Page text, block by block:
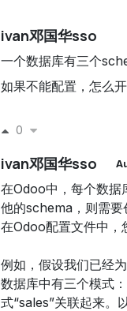
ivan邓国华sso
一个数据库有三个
如果不能配置，怎么
0
ivan邓国华sso
在Odoo中，每个数据
他的schema，则需要
在Odoo配置文件中，
例如，假设我们已经
数据库中有三个模式
式“sales”关联起来。